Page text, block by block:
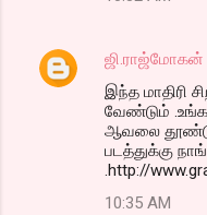
ஜி.ராஜ்மோகன்
இந்த மாதிரி
வேண்டும்
ஆவலை
படத்துக்கு
.http://
10:35 AM